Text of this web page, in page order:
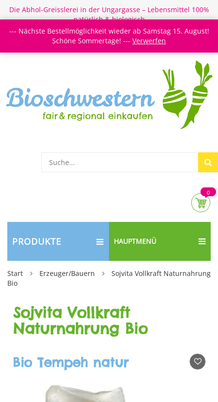
Die Abhol-Greisslerei in der Ungargasse – Lebensmittel 100%
natürlich & biologisch
Login/Register Newsletter Meine Merkzettel
0
PRODUKTE HAUPTMENÜ
Start Erzeuger/Bauern
Sojvita Vollkraft Naturnahrung
Bio
Sojvita Vollkraft
Naturnahrung Bio
Bio Tempeh natur
--- Nächste Bestellmöglichkeit wieder ab Samstag 15. August!
Schöne Sommertage! --- Verwerfen